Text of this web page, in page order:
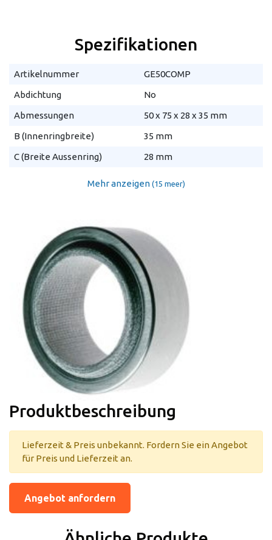
Spezifikationen
Artikelnummer
GE50COMP
Abdichtung
No
Abmessungen
50 x 75 x 28 x 35 mm
B (Innenringbreite)
35 mm
C (Breite Aussenring)
28 mm
Mehr anzeigen (15 meer)
Produktbeschreibung
Lieferzeit & Preis unbekannt. Fordern Sie ein Angebot
für Preis und Lieferzeit an.
Angebot anfordern